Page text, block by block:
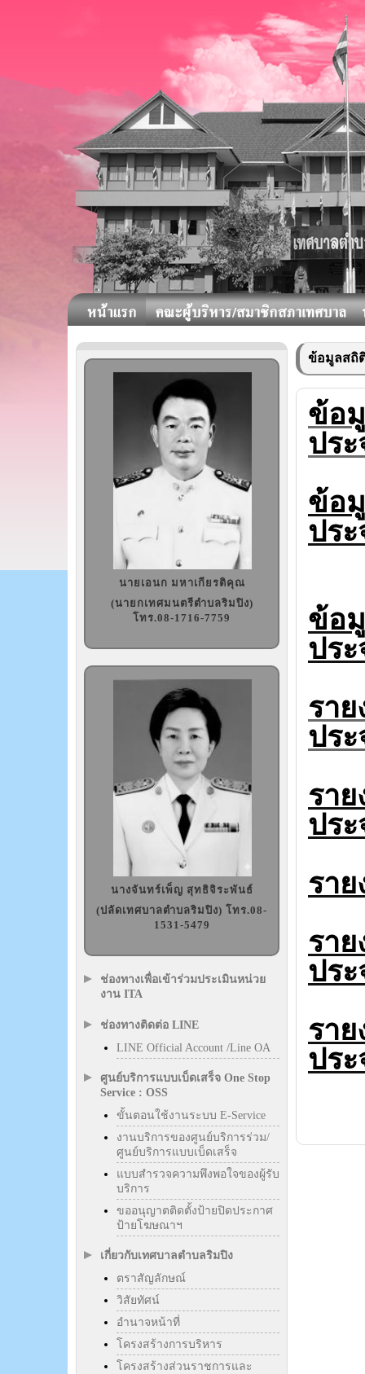
นายเอนก มหาเกียรติคุณ
(นายกเทศมนตรีตำบลริมปิง)
โทร.08-1716-7759
นางจันทร์เพ็ญ สุทธิจิระพันธ์
(ปลัดเทศบาลตำบลริมปิง) โทร.08-
1531-5479
ช่องทางเพื่อเข้าร่วมประเมินหน่วย
งาน ITA
ช่องทางติดต่อ LINE
LINE Official Account /Line OA
ศูนย์บริการแบบเบ็ดเสร็จ One Stop
Service : OSS
ขั้นตอนใช้งานระบบ E-Service
งานบริการของศูนย์บริการร่วม/
ศูนย์บริการแบบเบ็ดเสร็จ
แบบสำรวจความพึงพอใจของผู้รับ
บริการ
ขออนุญาตติดตั้งป้ายปิดประกาศ
ป้ายโฆษณาฯ
เกี่ยวกับเทศบาลตำบลริมปิง
ตราสัญลักษณ์
วิสัยทัศน์
อำนาจหน้าที่
โครงสร้างการบริหาร
โครงสร้างส่วนราชการและ
ข้อมูลสถิ
ข้อ
ปร
ข้อ
ปร
ข้อ
ปร
รา
ปร
รา
ปร
ราย
รา
ปร
รา
ปร